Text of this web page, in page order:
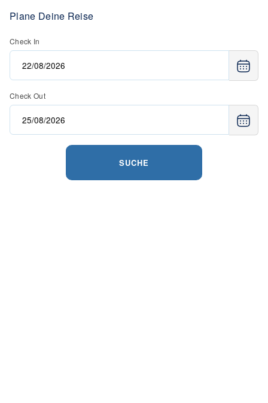
Plane Deine Reise
Check In
Check Out
SUCHE